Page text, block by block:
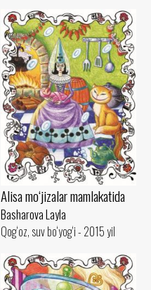
Alisa mo‘jizalar mamlakatida
Basharova Layla
Qog‘oz, suv bo‘yog‘i - 2015 yil